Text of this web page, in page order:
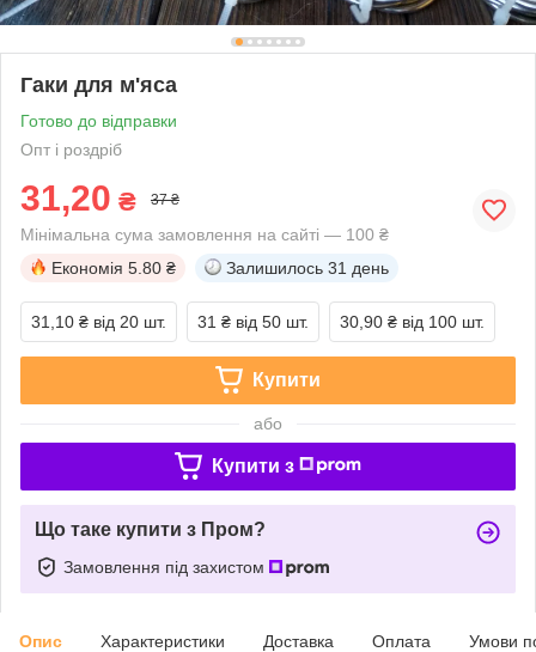
Гаки для м'яса
Готово до відправки
Опт і роздріб
31,20 ₴ 37 ₴
Мінімальна сума замовлення на сайті — 100 ₴
Економія 5.80 ₴ Залишилось 31 день
31,10 ₴ від 20 шт. 31 ₴ від 50 шт. 30,90 ₴ від 100 шт.
Купити
або
Купити з
Що таке купити з Пром?
Замовлення під захистом
Опис Характеристики Доставка Оплата Умови